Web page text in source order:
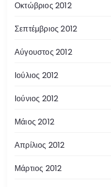
Οκτώβριος 2012
Σεπτέμβριος 2012
Αύγουστος 2012
Ιούλιος 2012
Ιούνιος 2012
Μάιος 2012
Απρίλιος 2012
Μάρτιος 2012